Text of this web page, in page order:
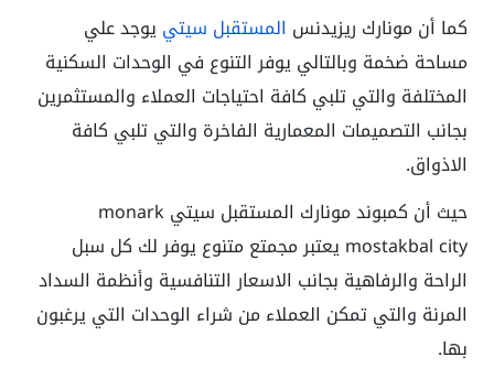
كما أن مونارك ريزيدنس المستقبل سيتييوجد علي
مساحة ضخمة وبالتالي يوفر التنوع في الوحدات السكنية
المختلفة والتي تلبي كافة احتياجات العملاء والمستثمرين
بجانب التصميمات المعمارية الفاخرة والتي تلبي كافة
الاذواق.
حيث أن كمبوند مونارك المستقبل سيتي monark
mostakbal city يعتبر مجمتع متنوع يوفر لك كل سبل
الراحة والرفاهية بجانب الاسعار التنافسية وأنظمة السداد
المرنة والتي تمكن العملاء من شراء الوحدات التي يرغبون
بها.